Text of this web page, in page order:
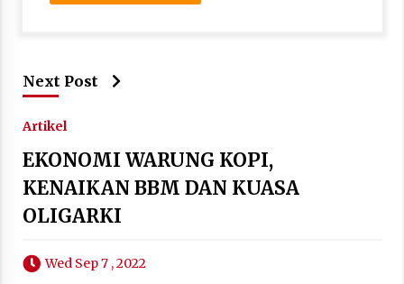
Next Post
Artikel
EKONOMI WARUNG KOPI,
KENAIKAN BBM DAN KUASA
OLIGARKI
Wed Sep 7 , 2022